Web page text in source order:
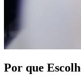
Por que